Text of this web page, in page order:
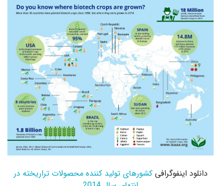
دانلود اینفوگرافیکشورهای تولید کننده محصولات تراریخته در